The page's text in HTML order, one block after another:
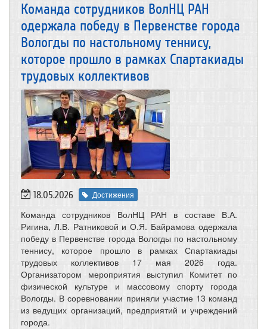
Команда сотрудников ВолНЦ РАН
одержала победу в Первенстве города
Вологды по настольному теннису,
которое прошло в рамках Спартакиады
трудовых коллективов
18.05.2026 Достижения
Команда сотрудников ВолНЦ РАН в составе В.А.
Ригина, Л.В. Ратниковой и О.Я. Байрамова одержала
победу в Первенстве города Вологды по настольному
теннису, которое прошло в рамках Спартакиады
трудовых коллективов 17 мая 2026 года.
Организатором мероприятия выступил Комитет по
физической культуре и массовому спорту города
Вологды. В соревновании приняли участие 13 команд
из ведущих организаций, предприятий и учреждений
города.